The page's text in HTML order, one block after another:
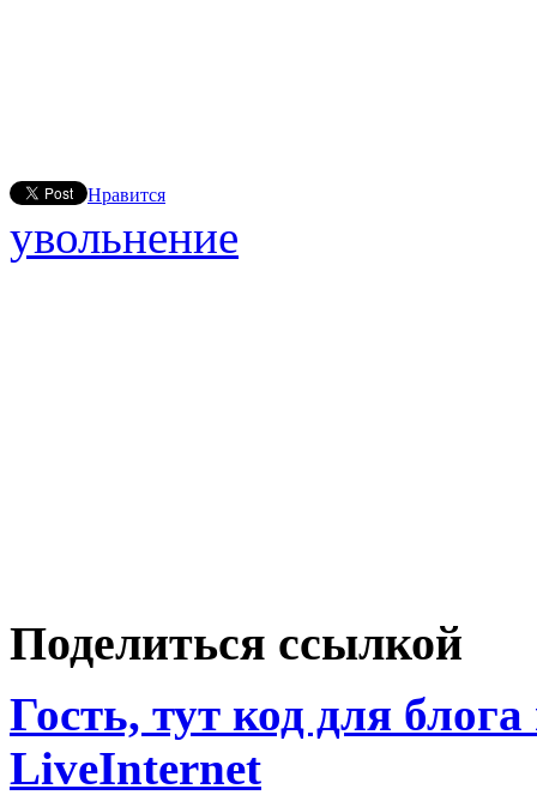
Нравится
увольнение
Поделиться ссылкой
Гость, тут код для
LiveInternet